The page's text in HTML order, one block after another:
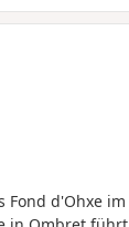
Fond d'Ohxe im